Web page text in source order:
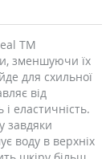
ТМ
зменшуючи їх
для схильної
від
еластичність.
завдяки
воду в верхніх